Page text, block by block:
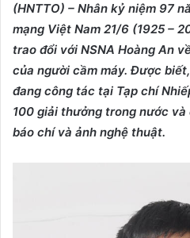
(HNTTO) – Nhân kỷ niệm 97
mạng Việt Nam 21/6 (1925 –
trao đổi với NSNA Hoàng An
của người cầm máy. Được biết,
đang công tác tại Tạp chí
100 giải thưởng trong nước
báo chí và ảnh nghệ thuật.